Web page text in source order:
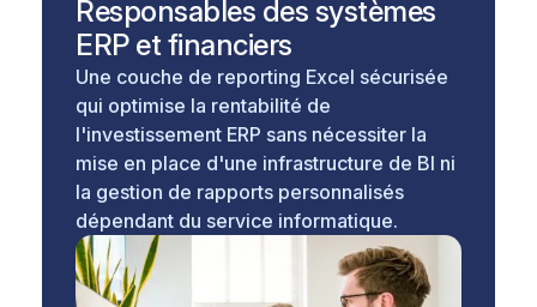
Responsables des systèmes
ERP et financiers
Une couche de reporting Excel sécurisée
qui optimise la rentabilité de
l'investissement ERP sans nécessiter la
mise en place d'une infrastructure de BI ni
la gestion de rapports personnalisés
dépendant du service informatique.